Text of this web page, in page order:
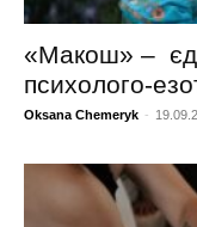
«Макош» –
психолого-
Oksana Chemeryk -